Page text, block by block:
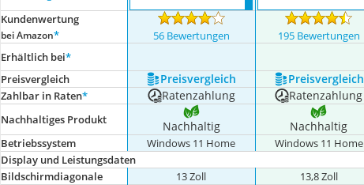
Kundenwertung
bei Amazon* 56 Bewertungen 195 Bewertungen
Erhältlich bei*
Preis­vergleich
Preis­vergleich Preis­vergleich
Zahlbar in Raten* Ratenzahlung Ratenzahlung
Nachhaltiges Produkt Nachhaltig Nachhaltig
Betriebssystem Windows 11 Home Windows 11 Home
Display und Leistungsdaten
Bildschirmdiagonale
‎13 Zoll 13,8 Zoll